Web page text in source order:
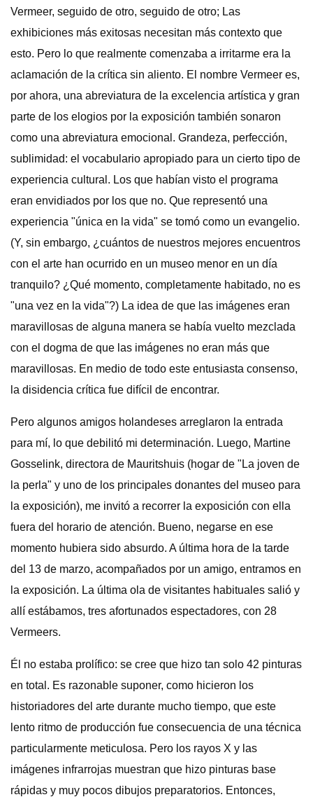
Vermeer, seguido de otro, seguido de otro; Las
exhibiciones más exitosas necesitan más contexto que
esto. Pero lo que realmente comenzaba a irritarme era la
aclamación de la crítica sin aliento. El nombre Vermeer es,
por ahora, una abreviatura de la excelencia artística y gran
parte de los elogios por la exposición también sonaron
como una abreviatura emocional. Grandeza, perfección,
sublimidad: el vocabulario apropiado para un cierto tipo de
experiencia cultural. Los que habían visto el programa
eran envidiados por los que no. Que representó una
experiencia "única en la vida" se tomó como un evangelio.
(Y, sin embargo, ¿cuántos de nuestros mejores encuentros
con el arte han ocurrido en un museo menor en un día
tranquilo? ¿Qué momento, completamente habitado, no es
"una vez en la vida"?) La idea de que las imágenes eran
maravillosas de alguna manera se había vuelto mezclada
con el dogma de que las imágenes no eran más que
maravillosas. En medio de todo este entusiasta consenso,
la disidencia crítica fue difícil de encontrar.
Pero algunos amigos holandeses arreglaron la entrada
para mí, lo que debilitó mi determinación. Luego, Martine
Gosselink, directora de Mauritshuis (hogar de "La joven de
la perla" y uno de los principales donantes del museo para
la exposición), me invitó a recorrer la exposición con ella
fuera del horario de atención. Bueno, negarse en ese
momento hubiera sido absurdo. A última hora de la tarde
del 13 de marzo, acompañados por un amigo, entramos en
la exposición. La última ola de visitantes habituales salió y
allí estábamos, tres afortunados espectadores, con 28
Vermeers.
Él no estaba prolífico: se cree que hizo tan solo 42 pinturas
en total. Es razonable suponer, como hicieron los
historiadores del arte durante mucho tiempo, que este
lento ritmo de producción fue consecuencia de una técnica
particularmente meticulosa. Pero los rayos X y las
imágenes infrarrojas muestran que hizo pinturas base
rápidas y muy pocos dibujos preparatorios. Entonces,